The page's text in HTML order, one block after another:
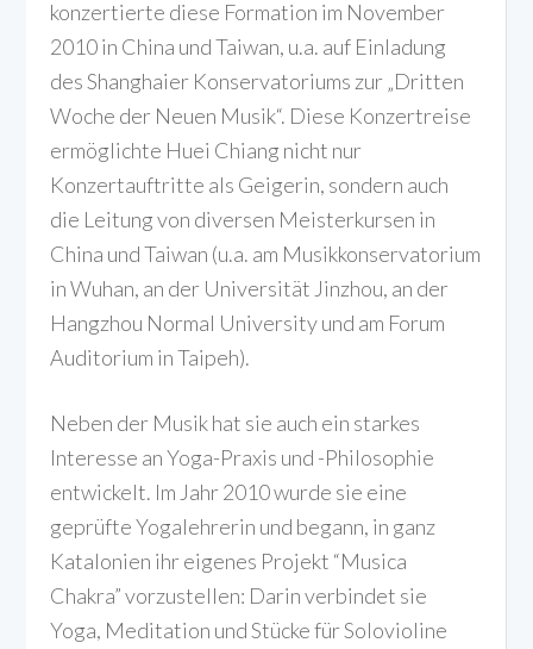
konzertierte diese Formation im November
2010 in China und Taiwan, u.a. auf Einladung
des Shanghaier Konservatoriums zur „Dritten
Woche der Neuen Musik“. Diese Konzertreise
ermöglichte Huei Chiang nicht nur
Konzertauftritte als Geigerin, sondern auch
die Leitung von diversen Meisterkursen in
China und Taiwan (u.a. am Musikkonservatorium
in Wuhan, an der Universität Jinzhou, an der
Hangzhou Normal University und am Forum
Auditorium in Taipeh).
Neben der Musik hat sie auch ein starkes
Interesse an Yoga-Praxis und -Philosophie
entwickelt. Im Jahr 2010 wurde sie eine
geprüfte Yogalehrerin und begann, in ganz
Katalonien ihr eigenes Projekt “Musica
Chakra” vorzustellen: Darin verbindet sie
Yoga, Meditation und Stücke für Solovioline